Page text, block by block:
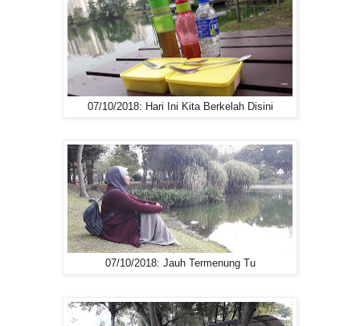
07/10/2018: Hari Ini Kita Berkelah Disini
07/10/2018: Jauh Termenung Tu